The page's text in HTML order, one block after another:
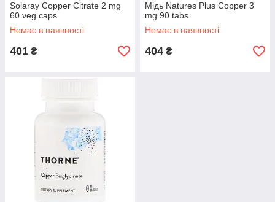
Solaray Copper Citrate 2 mg
60 veg caps
Немає в наявності
401 ₴
Мідь Natures Plus Copper 3
mg 90 tabs
Немає в наявності
404 ₴